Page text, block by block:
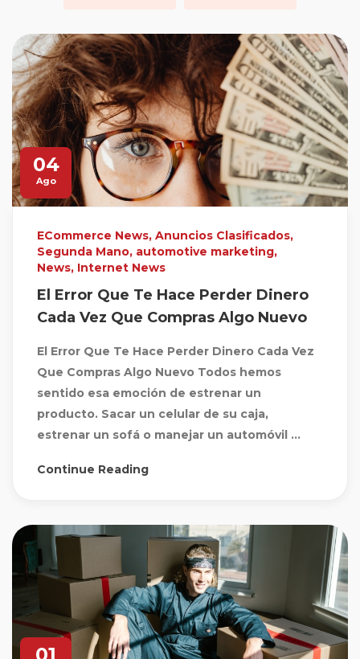
04
Ago
ECommerce News, Anuncios Clasificados,
Segunda Mano, automotive marketing,
News, Internet News
El Error Que Te Hace Perder Dinero
Cada Vez Que Compras Algo Nuevo
El Error Que Te Hace Perder Dinero Cada Vez
Que Compras Algo Nuevo Todos hemos
sentido esa emoción de estrenar un
producto. Sacar un celular de su caja,
estrenar un sofá o manejar un automóvil ...
Continue Reading